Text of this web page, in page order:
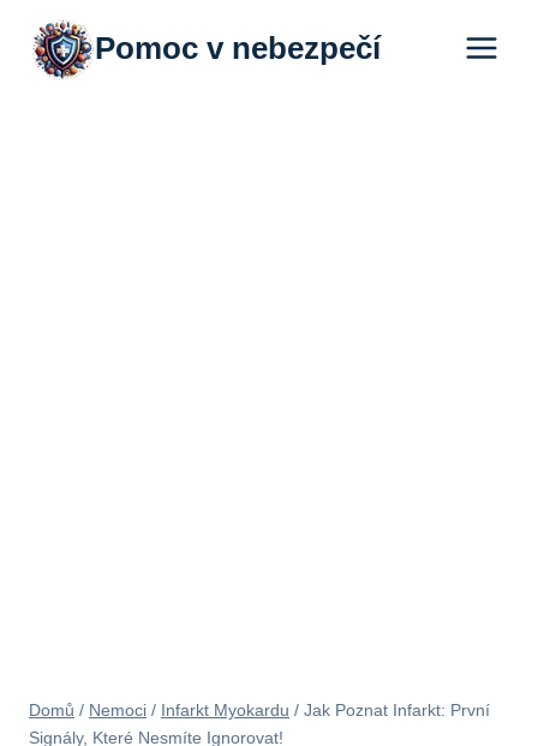
Přeskočit
obsah
Pomoc v nebezpečí
Domů / Nemoci / Infarkt Myokardu / Jak Poznat Infarkt: První
Signály, Které Nesmíte Ignorovat!